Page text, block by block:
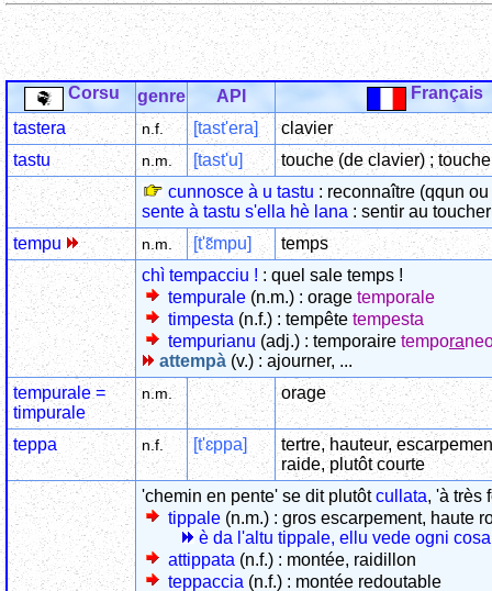
Corsu genre API
Français
tastera
n.f. [tast'era]
clavier
tastu
n.m. [tast'u]
touche (de clavier) ;
cunnosce à u tastu : reconnaître (qqun
sente à tastu s'ella hè lana : sentir au
tempu
n.m. [t'ɛ̃mpu]
temps
chì tempacciu ! : quel sale temps !
tempurale (n.m.) : orage temporale
timpesta (n.f.) : tempête tempesta
tempurianu (adj.) : temporaire tempora
attempà (v.) : ajourner, ...
tempurale =
timpurale
n.m. orage
teppa n.f. [t'ɛppa]
tertre, hauteur,
raide, plutôt courte
'chemin en pente' se dit plutôtcullata, 'à très
tippale (n.m.) : gros escarpement, haute
è da l'altu tippale, ellu vede ogni cosa
attippata (n.f.) : montée, raidillon
teppaccia (n.f.) : montée redoutable